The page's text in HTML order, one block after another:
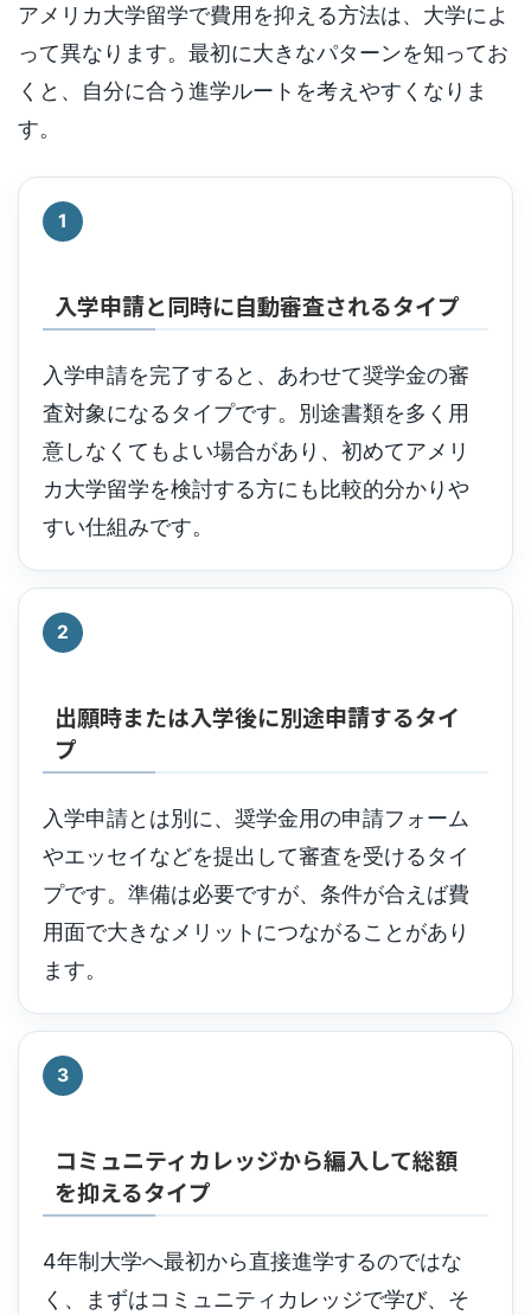
アメリカ大学留学で費用を抑える方法は、大学によ
って異なります。最初に大きなパターンを知ってお
くと、自分に合う進学ルートを考えやすくなりま
す。
1
入学申請と同時に自動審査されるタイプ
入学申請を完了すると、あわせて奨学金の審
査対象になるタイプです。別途書類を多く用
意しなくてもよい場合があり、初めてアメリ
カ大学留学を検討する方にも比較的分かりや
すい仕組みです。
2
出願時または入学後に別途申請するタイ
プ
入学申請とは別に、奨学金用の申請フォーム
やエッセイなどを提出して審査を受けるタイ
プです。準備は必要ですが、条件が合えば費
用面で大きなメリットにつながることがあり
ます。
3
コミュニティカレッジから編入して総額
を抑えるタイプ
4年制大学へ最初から直接進学するのではな
く、まずはコミュニティカレッジで学び、そ